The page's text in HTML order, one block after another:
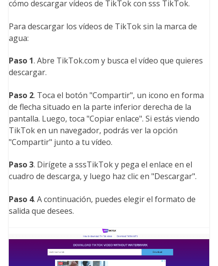
cómo descargar vídeos de TikTok con sss TikTok.
Para descargar los vídeos de TikTok sin la marca de
agua:
Paso 1. Abre TikTok.com y busca el vídeo que quieres
descargar.
Paso 2. Toca el botón "Compartir", un icono en forma
de flecha situado en la parte inferior derecha de la
pantalla. Luego, toca "Copiar enlace". Si estás viendo
TikTok en un navegador, podrás ver la opción
"Compartir" junto a tu vídeo.
Paso 3. Dirígete a sssTikTok y pega el enlace en el
cuadro de descarga, y luego haz clic en "Descargar".
Paso 4. A continuación, puedes elegir el formato de
salida que desees.